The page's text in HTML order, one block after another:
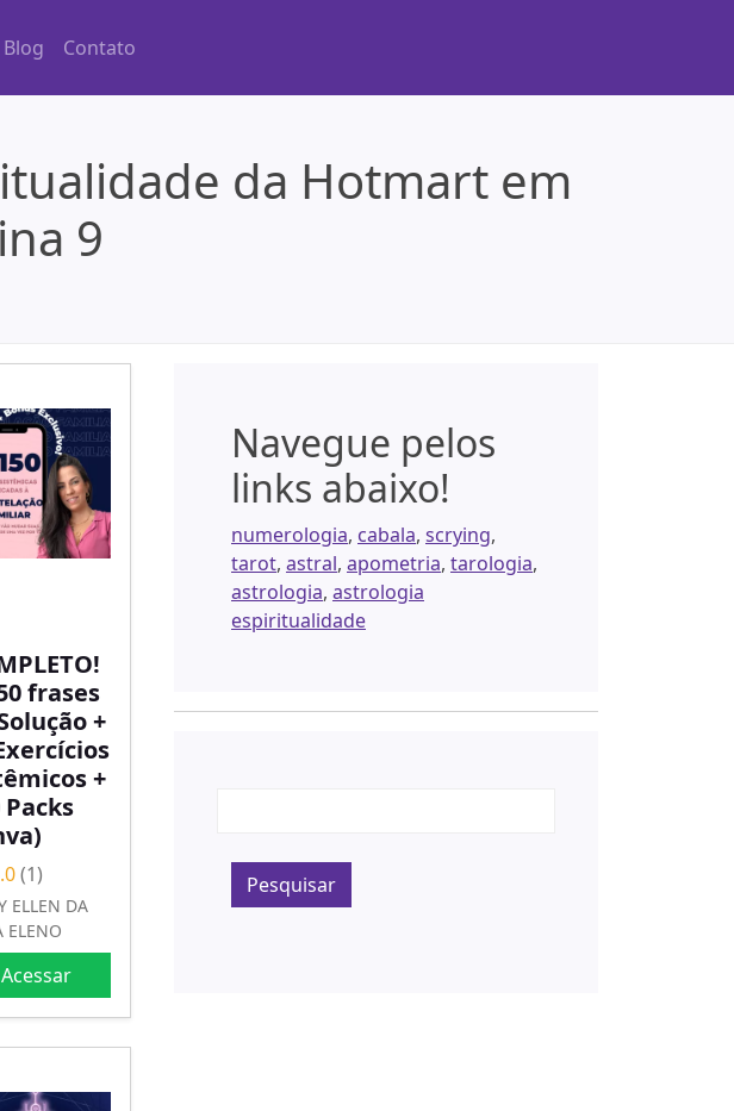
Blog Contato
da Hotmart em
9
frases
+
+
Packs
(1)
ELLEN DA
ELENO
Acessar
Navegue pelos
links abaixo!
numerologia, cabala, scrying,
tarot, astral, apometria, tarologia,
astrologia, astrologia
espiritualidade
Pesquisar